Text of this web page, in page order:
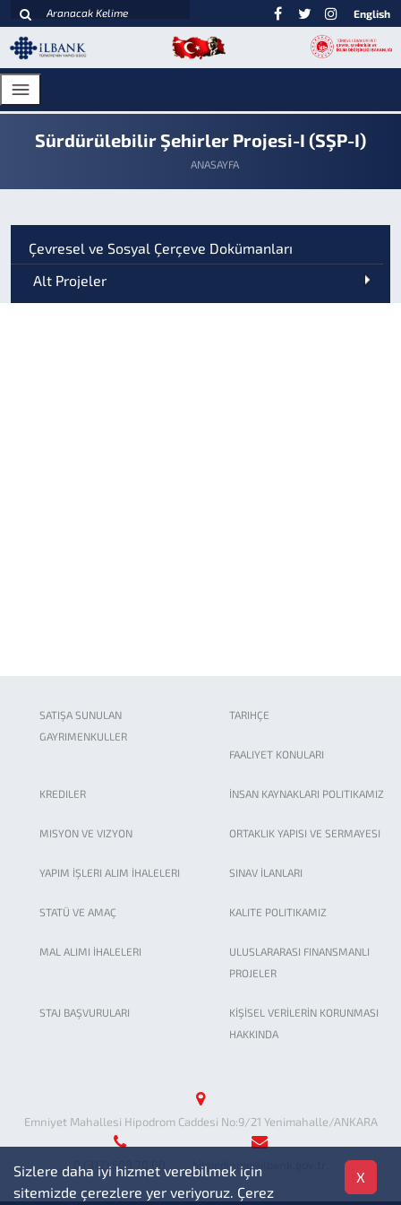
English
Sürdürülebilir Şehirler Projesi-I (SŞP-I)
ANASAYFA
Çevresel ve Sosyal Çerçeve Dokümanları
Alt Projeler
SATIŞA SUNULAN
GAYRIMENKULLER
TARIHÇE
FAALIYET KONULARI
KREDILER İNSAN KAYNAKLARI POLITIKAMIZ
MISYON VE VIZYON ORTAKLIK YAPISI VE SERMAYESI
YAPIM İŞLERI ALIM İHALELERI SINAV İLANLARI
STATÜ VE AMAÇ KALITE POLITIKAMIZ
MAL ALIMI İHALELERI
ULUSLARARASI FINANSMANLI
PROJELER
STAJ BAŞVURULARI
KİŞİSEL VERİLERİN KORUNMASI
HAKKINDA
Emniyet Mahallesi Hipodrom Caddesi No:9/21 Yenimahalle/ANKARA
0 (312) 508 70 00 bilgiedinme@ilbank.gov.tr
Sizlere daha iyi hizmet verebilmek için
sitemizde çerezlere yer veriyoruz. Çerez
X